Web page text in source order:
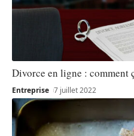
Divorce en ligne : comment
Entreprise 7 juillet 2022